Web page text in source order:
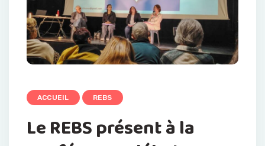
ACCUEIL REBS
Le REBS présent à la